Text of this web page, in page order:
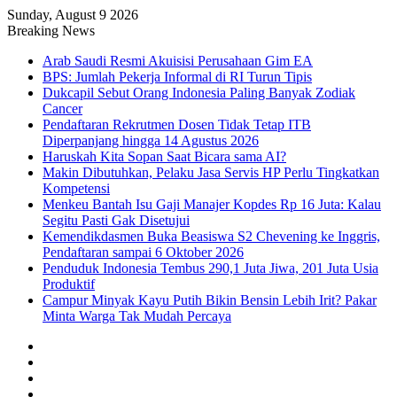
Sunday, August 9 2026
Breaking News
Arab Saudi Resmi Akuisisi Perusahaan Gim EA
BPS: Jumlah Pekerja Informal di RI Turun Tipis
Dukcapil Sebut Orang Indonesia Paling Banyak Zodiak
Cancer
Pendaftaran Rekrutmen Dosen Tidak Tetap ITB
Diperpanjang hingga 14 Agustus 2026
Haruskah Kita Sopan Saat Bicara sama AI?
Makin Dibutuhkan, Pelaku Jasa Servis HP Perlu Tingkatkan
Kompetensi
Menkeu Bantah Isu Gaji Manajer Kopdes Rp 16 Juta: Kalau
Segitu Pasti Gak Disetujui
Kemendikdasmen Buka Beasiswa S2 Chevening ke Inggris,
Pendaftaran sampai 6 Oktober 2026
Penduduk Indonesia Tembus 290,1 Juta Jiwa, 201 Juta Usia
Produktif
Campur Minyak Kayu Putih Bikin Bensin Lebih Irit? Pakar
Minta Warga Tak Mudah Percaya